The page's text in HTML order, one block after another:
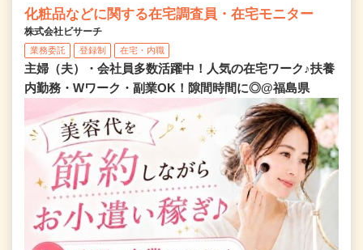
化粧品などに関する在宅調査員・在宅モニター
株式会社ビサーチ
業務委託 登録制 在宅・内職
主婦（夫）・会社員多数活躍中！人気の在宅ワーク♪扶養
内勤務・Wワーク・副業OK！隙間時間に◎@福島県